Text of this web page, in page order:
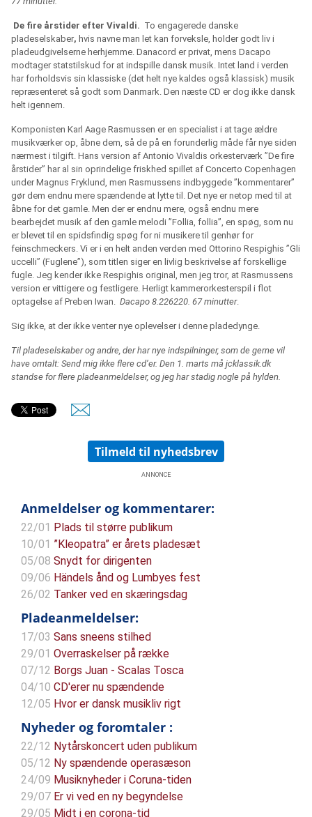
De fire årstider efter Vivaldi. To engagerede danske
pladeselskaber, hvis navne man let kan forveksle, holder godt liv i
pladeudgivelserne herhjemme. Danacord er privat, mens Dacapo
modtager statstilskud for at indspille dansk musik. Intet land i verden
har forholdsvis sin klassiske (det helt nye kaldes også klassisk) musik
repræsenteret så godt som Danmark. Den næste CD er dog ikke dansk
helt igennem.
Komponisten Karl Aage Rasmussen er en specialist i at tage ældre
musikværker op, åbne dem, så de på en forunderlig måde får nye siden
nærmest i tilgift. Hans version af Antonio Vivaldis orkesterværk ”De fire
årstider” har al sin oprindelige friskhed spillet af Concerto Copenhagen
under Magnus Fryklund, men Rasmussens indbyggede ”kommentarer”
gør dem endnu mere spændende at lytte til. Det nye er netop med til at
åbne for det gamle. Men der er endnu mere, også endnu mere
bearbejdet musik af den gamle melodi ”Follia, follia”, en spøg, som nu
er blevet til en spidsfindig spøg for ni musikere til genhør for
feinschmeckers. Vi er i en helt anden verden med Ottorino Respighis ”Gli
uccelli” (Fuglene”), som titlen siger en livlig beskrivelse af forskellige
fugle. Jeg kender ikke Respighis original, men jeg tror, at Rasmussens
version er vittigere og festligere. Herligt kammerorkesterspil i flot
optagelse af Preben Iwan. Dacapo 8.226220. 67 minutter.
Sig ikke, at der ikke venter nye oplevelser i denne pladedynge.
Til pladeselskaber og andre, der har nye indspilninger, som de gerne vil
have omtalt: Send mig ikke flere cd’er. Den 1. marts må jcklassik.dk
standse for flere pladeanmeldelser, og jeg har stadig nogle på hylden.
Tilmeld til nyhedsbrev
ANNONCE
Anmeldelser og kommentarer:
22/01 Plads til større publikum
10/01 ”Kleopatra” er årets pladesæt
05/08 Snydt for dirigenten
09/06 Händels ånd og Lumbyes fest
26/02 Tanker ved en skæringsdag
Pladeanmeldelser:
17/03 Sans sneens stilhed
29/01 Overraskelser på række
07/12 Borgs Juan - Scalas Tosca
04/10 CD'erer nu spændende
12/05 Hvor er dansk musikliv rigt
Nyheder og foromtaler :
22/12 Nytårskoncert uden publikum
05/12 Ny spændende operasæson
24/09 Musiknyheder i Coruna-tiden
29/07 Er vi ved en ny begyndelse
29/05 Midt i en corona-tid